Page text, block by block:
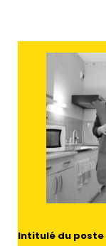
Intitulé du poste